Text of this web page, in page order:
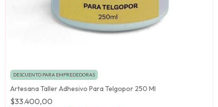
DESCUENTO PARA EMPREDEDORAS
Artesana Taller Adhesivo Para Telgopor 250 Ml
$33.400,00